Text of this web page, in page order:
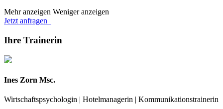
Mehr anzeigen Weniger anzeigen
Jetzt anfragen
Ihre Trainerin
Ines Zorn Msc.
Wirtschaftspsychologin | Hotelmanagerin | Kommunikationstrainerin